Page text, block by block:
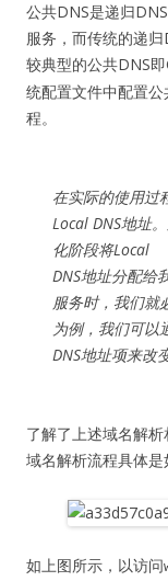
公共DNS是递归
服务，而传统的递
较典型的公共DNS
统配置文件中配置
程。
在实际的使用过
Local DNS地址
化阶段将Local
DNS地址分配给
服务时，我们就
为例，我们可以
DNS地址项来改
了解了上述域名解
域名解析流程具体是
如上图所示，以访问